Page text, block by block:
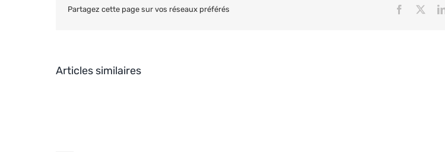
Partagez cette page sur vos réseaux préférés Facebook
Articles similaires